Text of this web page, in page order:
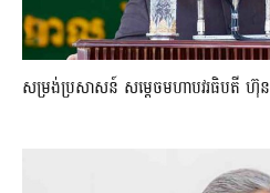
សម្រង់ប្រសាសន៍ សម្ដេចមហាបវរធិបតី ហ៊ុ